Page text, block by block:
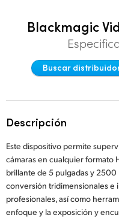
Finland
France
Italy
Japan
Korea
Blackmagic
Buscar
Descripción
Este dispositivo permite
cámaras en cualquier formato
brillante de 5 pulgadas y 2500
conversión tridimensionales
profesionales, así como
enfoque y la exposición y